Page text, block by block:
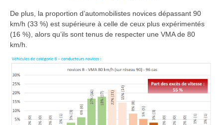
De plus, la proportion d’automobilistes novices dépassant 90
km/h (33 %) est supérieure à celle de ceux plus expérimentés
(16 %), alors qu’ils sont tenus de respecter une VMA de 80
km/h.